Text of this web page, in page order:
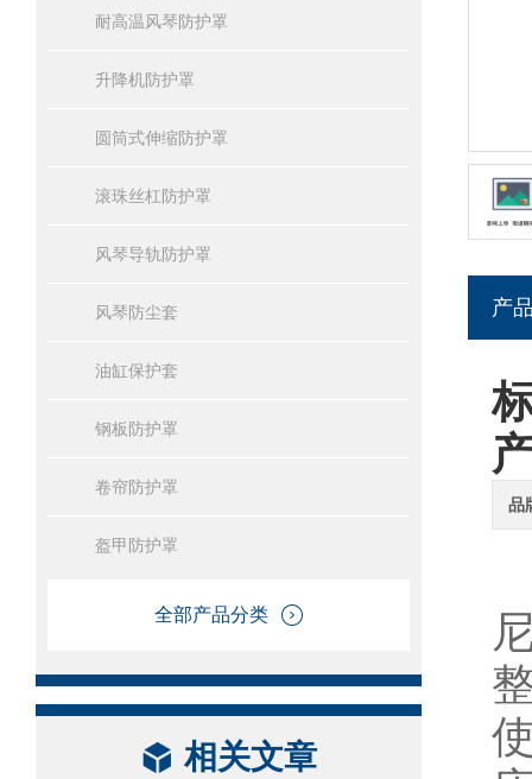
耐高温风琴防护罩
升降机防护罩
圆筒式伸缩防护罩
滚珠丝杠防护罩
风琴导轨防护罩
风琴防尘套
油缸保护套
钢板防护罩
卷帘防护罩
盔甲防护罩
全部产品分类
相关文章
产
品